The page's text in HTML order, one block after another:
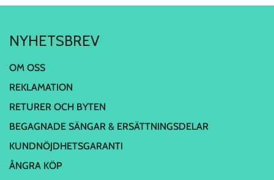
NYHETSBREV
OM OSS
REKLAMATION
RETURER OCH BYTEN
BEGAGNADE SÄNGAR & ERSÄTTNINGSDELAR
KUNDNÖJDHETSGARANTI
ÅNGRA KÖP